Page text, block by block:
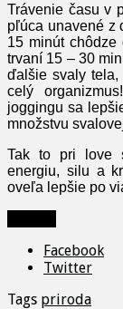
Trávenie času v
pľúca unavené z
15 minút
trvaní 15 – 30
ďalšie svaly
celý
joggingu sa
množstvu
Tak to pri love
energiu, silu a
oveľa lepšie po
Facebook
Twitter
Tags priroda